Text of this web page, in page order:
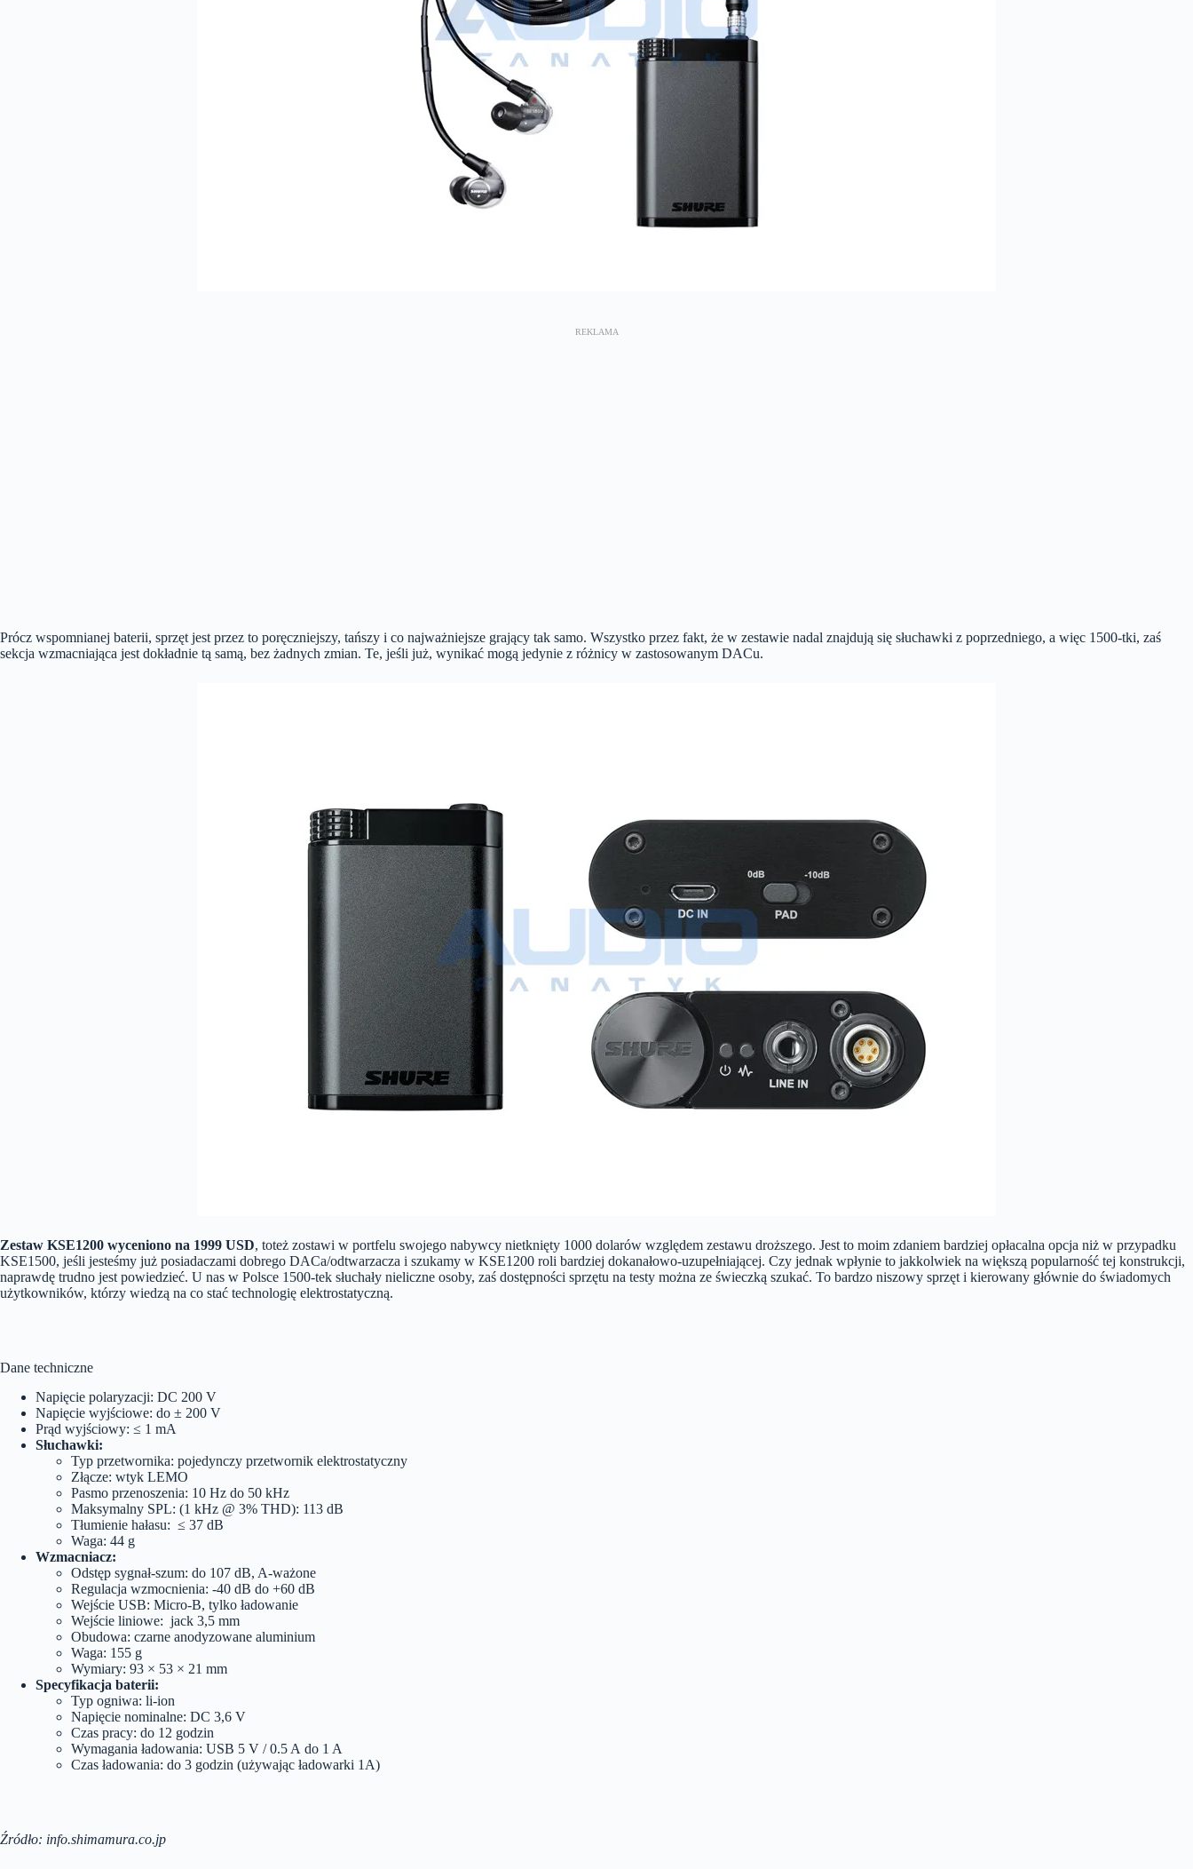
Prócz wspomnianej baterii, sprzęt jest przez to poręczniejszy, tańszy i co najważniejsze grający tak samo. Wszystko przez fakt, że w zestawie nadal znajdują się słuchawki z poprzedniego, a więc 1500-tki, zaś
sekcja wzmacniająca jest dokładnie tą samą, bez żadnych zmian. Te, jeśli już, wynikać mogą jedynie z różnicy w zastosowanym DACu.
Zestaw KSE1200 wyceniono na 1999 USD, toteż zostawi w portfelu swojego nabywcy nietknięty 1000 dolarów względem zestawu droższego. Jest to moim zdaniem bardziej opłacalna opcja niż w przypadku
KSE1500, jeśli jesteśmy już posiadaczami dobrego DACa/odtwarzacza i szukamy w KSE1200 roli bardziej dokanałowo-uzupełniającej. Czy jednak wpłynie to jakkolwiek na większą popularność tej konstrukcji,
naprawdę trudno jest powiedzieć. U nas w Polsce 1500-tek słuchały nieliczne osoby, zaś dostępności sprzętu na testy można ze świeczką szukać. To bardzo niszowy sprzęt i kierowany głównie do świadomych
użytkowników, którzy wiedzą na co stać technologię elektrostatyczną.
Dane techniczne
Napięcie polaryzacji: DC 200 V
Napięcie wyjściowe: do ± 200 V
Prąd wyjściowy: ≤ 1 mA
Słuchawki:
Typ przetwornika: pojedynczy przetwornik elektrostatyczny
Złącze: wtyk LEMO
Pasmo przenoszenia: 10 Hz do 50 kHz
Maksymalny SPL: (1 kHz @ 3% THD): 113 dB
Tłumienie hałasu: ≤ 37 dB
Waga: 44 g
Wzmacniacz:
Odstęp sygnał-szum: do 107 dB, A-ważone
Regulacja wzmocnienia: -40 dB do +60 dB
Wejście USB: Micro-B, tylko ładowanie
Wejście liniowe: jack 3,5 mm
Obudowa: czarne anodyzowane aluminium
Waga: 155 g
Wymiary: 93 × 53 × 21 mm
Specyfikacja baterii:
Typ ogniwa: li-ion
Napięcie nominalne: DC 3,6 V
Czas pracy: do 12 godzin
Wymagania ładowania: USB 5 V / 0.5 A do 1 A
Czas ładowania: do 3 godzin (używając ładowarki 1A)
Źródło: info.shimamura.co.jp